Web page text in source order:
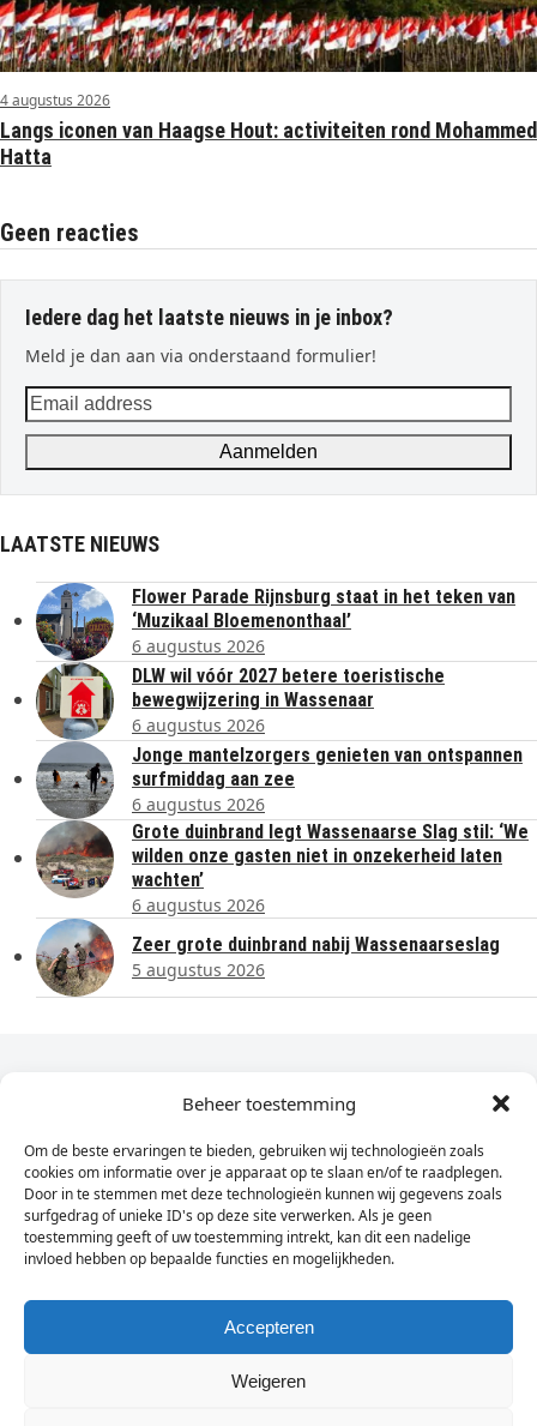
Beheer toestemming
Om de beste ervaringen te bieden, gebruiken wij technologieën zoals
cookies om informatie over je apparaat op te slaan en/of te raadplegen.
Door in te stemmen met deze technologieën kunnen wij gegevens zoals
surfgedrag of unieke ID's op deze site verwerken. Als je geen
toestemming geeft of uw toestemming intrekt, kan dit een nadelige
invloed hebben op bepaalde functies en mogelijkheden.
Accepteren
Weigeren
4 augustus 2026
Langs iconen van Haagse Hout: activiteiten rond Mohammed
Hatta
Geen reacties
Iedere dag het laatste nieuws in je inbox?
Meld je dan aan via onderstaand formulier!
Email
address
Aanmelden
LAATSTE NIEUWS
Flower Parade Rijnsburg staat in het teken van
‘Muzikaal Bloemenonthaal’
6 augustus 2026
DLW wil vóór 2027 betere toeristische
bewegwijzering in Wassenaar
6 augustus 2026
Jonge mantelzorgers genieten van ontspannen
surfmiddag aan zee
6 augustus 2026
Grote duinbrand legt Wassenaarse Slag stil: ‘We
wilden onze gasten niet in onzekerheid laten
wachten’
6 augustus 2026
Zeer grote duinbrand nabij Wassenaarseslag
5 augustus 2026
Dagelijks het laatste nieuws in je e-mail?
Vul
hier
je
e-
mailadres
in
Sign Up